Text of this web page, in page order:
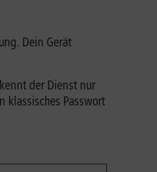
Dein Gerät
der Dienst nur
klassisches Passwort